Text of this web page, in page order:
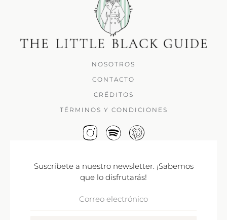
NOSOTROS
CONTACTO
CRÉDITOS
TÉRMINOS Y CONDICIONES
Suscríbete a nuestro newsletter. ¡Sabemos
que lo disfrutarás!